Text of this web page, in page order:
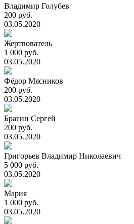
Владимир Голубев
200 руб.
03.05.2020
Жертвователь
1 000 руб.
03.05.2020
Фёдор Мясников
200 руб.
03.05.2020
Брагин Сергей
200 руб.
03.05.2020
Григорьев Владимир Николаевич
5 000 руб.
03.05.2020
Мария
1 000 руб.
03.05.2020